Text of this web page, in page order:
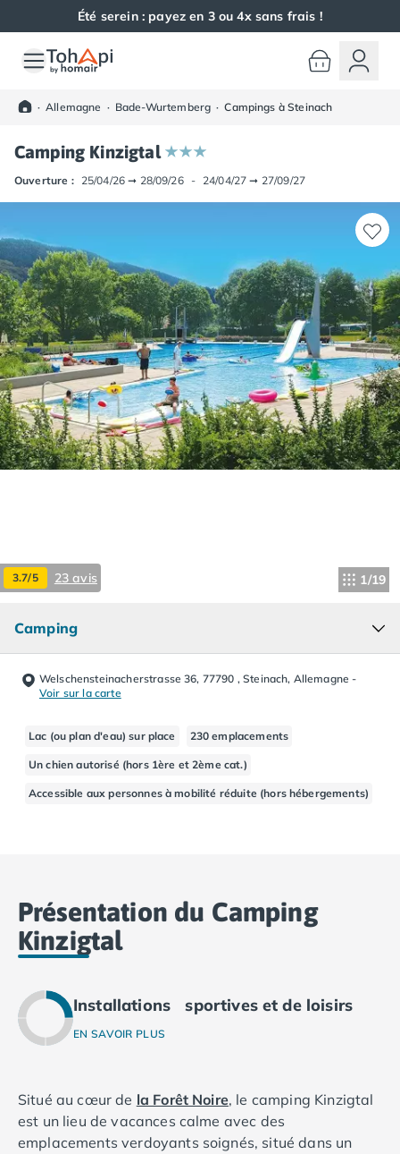
Été serein : payez en 3 ou 4x sans frais !
Toutes nos destinations
Camping Alsace
Camping Haut-Rhin
Camping Colmar
Camping Mulhouse
Camping Aquitaine
Camping Dordogne
Camping Carsac-Aillac
Camping Les Eyzies-de-Tayac-Sireuil
Camping Sarlat
Camping Gironde
Camping Bordeaux
Camping Carcans
Camping Hourtin
Camping Lacanau
Camping Soulac sur Mer
Camping Hossegor
Camping Messanges
Camping Sanguinet
Camping Seignosse
Camping Vieux Boucau les Bains
Camping Pyrénées Atlantiques
Camping Biarritz
Camping Bidart
Camping Saint Jean de Luz
Camping Honfleur
Camping Houlgate
Camping Ouistreham
Camping Mont Saint Michel
Camping Bretagne
Camping Côtes d'Armor
Camping Finistère
Camping Benodet
Camping Brest
· Allemagne · Bade-Wurtemberg · Campings à Steinach
Camping Kinzigtal
Ouverture : 25/04/26 ➞ 28/09/26 - 24/04/27 ➞ 27/09/27
3.7/5 23 avis 1/19
Camping
Welschensteinacherstrasse 36, 77790 , Steinach, Allemagne -
Voir sur la carte
Lac (ou plan d'eau) sur place 230 emplacements
Un chien autorisé (hors 1ère et 2ème cat.)
Accessible aux personnes à mobilité réduite (hors hébergements)
Présentation du Camping
Kinzigtal
Installations sportives et de loisirs
EN SAVOIR PLUS
Situé au cœur de la Forêt Noire, le camping Kinzigtal
est un lieu de vacances calme avec des
emplacements verdoyants soignés, situé dans un